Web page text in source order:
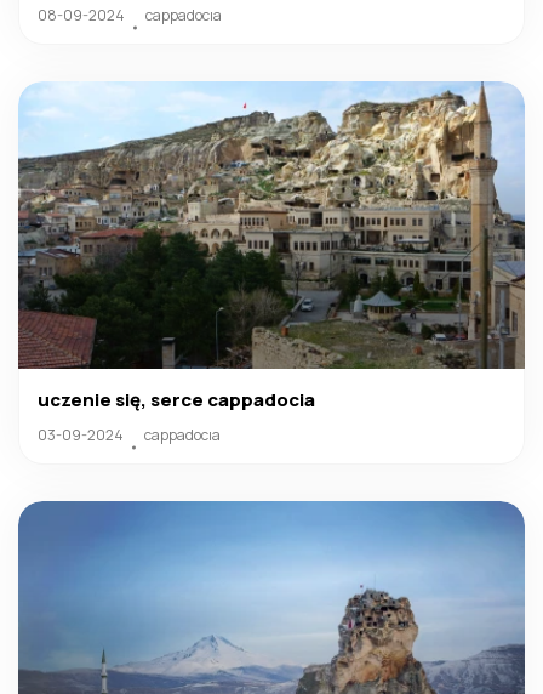
08-09-2024 cappadocıa
uczenie się, serce cappadocia
03-09-2024 cappadocıa